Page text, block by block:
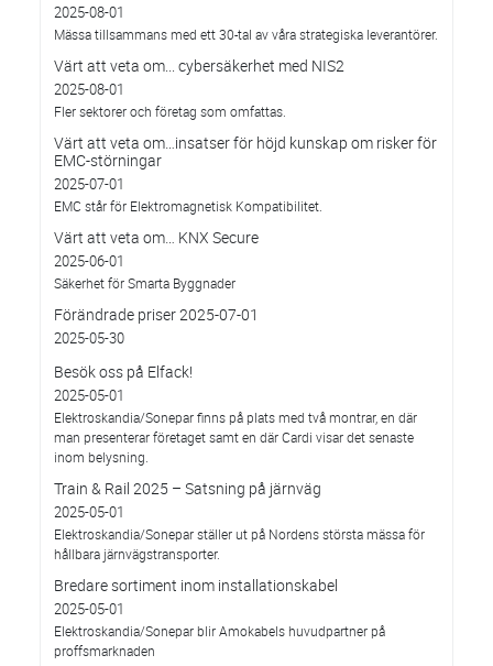
2025-08-01
Mässa tillsammans med ett 30-tal av våra strategiska leverantörer.
Värt att veta om... cybersäkerhet med NIS2
2025-08-01
Fler sektorer och företag som omfattas.
Värt att veta om…insatser för höjd kunskap om risker för
EMC-störningar
2025-07-01
EMC står för Elektromagnetisk Kompatibilitet.
Värt att veta om… KNX Secure
2025-06-01
Säkerhet för Smarta Byggnader
Förändrade priser 2025-07-01
2025-05-30
Besök oss på Elfack!
2025-05-01
Elektroskandia/Sonepar finns på plats med två montrar, en där
man presenterar företaget samt en där Cardi visar det senaste
inom belysning.
Train & Rail 2025 – Satsning på järnväg
2025-05-01
Elektroskandia/Sonepar ställer ut på Nordens största mässa för
hållbara järnvägstransporter.
Bredare sortiment inom installationskabel
2025-05-01
Elektroskandia/Sonepar blir Amokabels huvudpartner på
proffsmarknaden